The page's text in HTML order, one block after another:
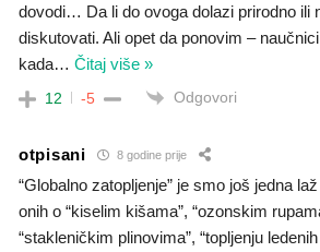
dovodi… Da li do ovoga dolazi prirodno ili
diskutovati. Ali opet da ponovim –
kada… Čitaj više »
12 -5 Odgovori
otpisani 8 godine prije
“Globalno zatopljenje” je smo još jedna
onih o “kiselim kišama”, “ozonskim
“stakleničkim plinovima”, “topljenju